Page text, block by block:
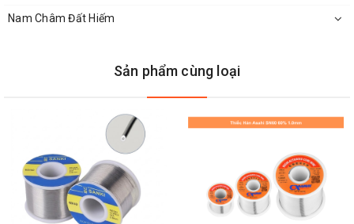
Tại sao nên mua thiếc hàn cuộn 1kg loại tốt tại
Nam Châm Đất Hiếm
Sản phẩm cùng loại